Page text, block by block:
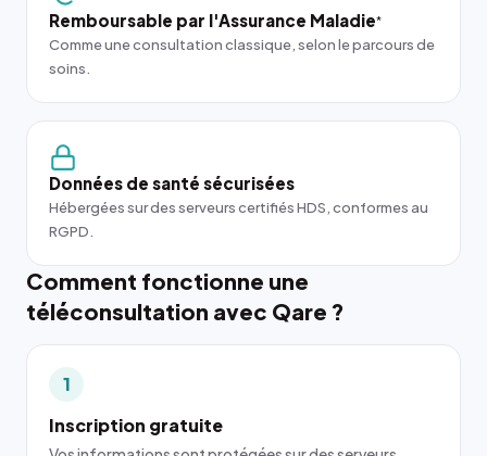
Remboursable par l'Assurance Maladie*
Comme une consultation classique, selon le parcours de
soins.
Données de santé sécurisées
Hébergées sur des serveurs certifiés HDS, conformes au
RGPD.
Comment fonctionne une
téléconsultation avec Qare ?
1
Inscription gratuite